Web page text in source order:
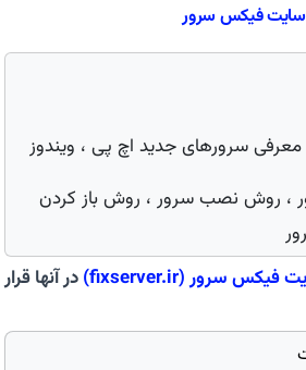
سایت فیكس سرور
سرورهای جدید اچ پی ، ویندوز
، روش نصب سرور ، روش باز کردن
فیكس سرور(fixserver.ir)
در آنها قرار